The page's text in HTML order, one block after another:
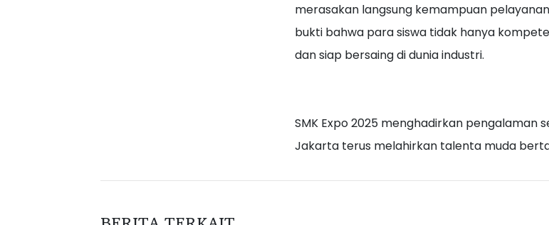
merasakan langsung kemampuan
bukti bahwa para siswa tidak hanya
dan siap bersaing di dunia industri.
SMK Expo 2025 menghadirkan pengalaman
Jakarta terus melahirkan talenta muda